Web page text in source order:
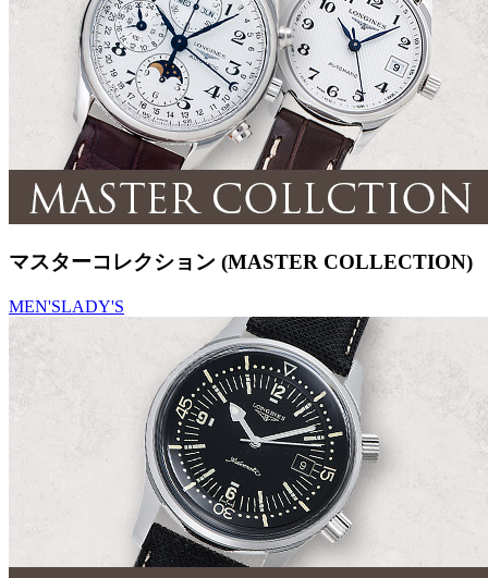
マスターコレクション (MASTER COLLECTION)
MEN'SLADY'S